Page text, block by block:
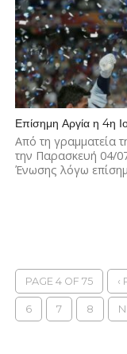
Επίσημη Αργία η 4η
Από τη γραμματεία
την Παρασκευή 04/
Ένωσης λόγω
PAGE 4 OF 75 ‹
6 7 8